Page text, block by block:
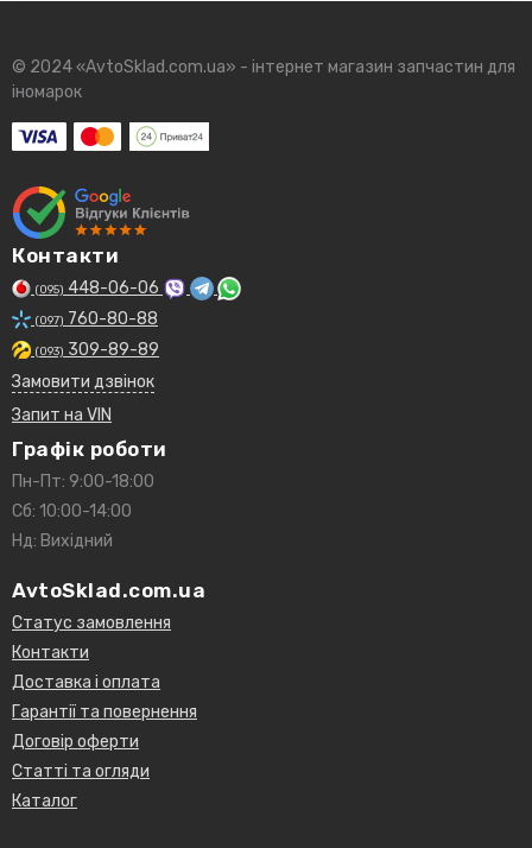
© 2024 «AvtoSklad.com.ua» - інтернет магазин запчастин для
іномарок
Контакти
(095) 448-06-06
(097) 760-80-88
(093) 309-89-89
Замовити дзвінок
Запит на VIN
Графік роботи
Пн-Пт: 9:00-18:00
Сб: 10:00-14:00
Нд: Вихідний
AvtoSklad.com.ua
Статус замовлення
Контакти
Доставка і оплата
Гарантії та повернення
Договір оферти
Статті та огляди
Каталог